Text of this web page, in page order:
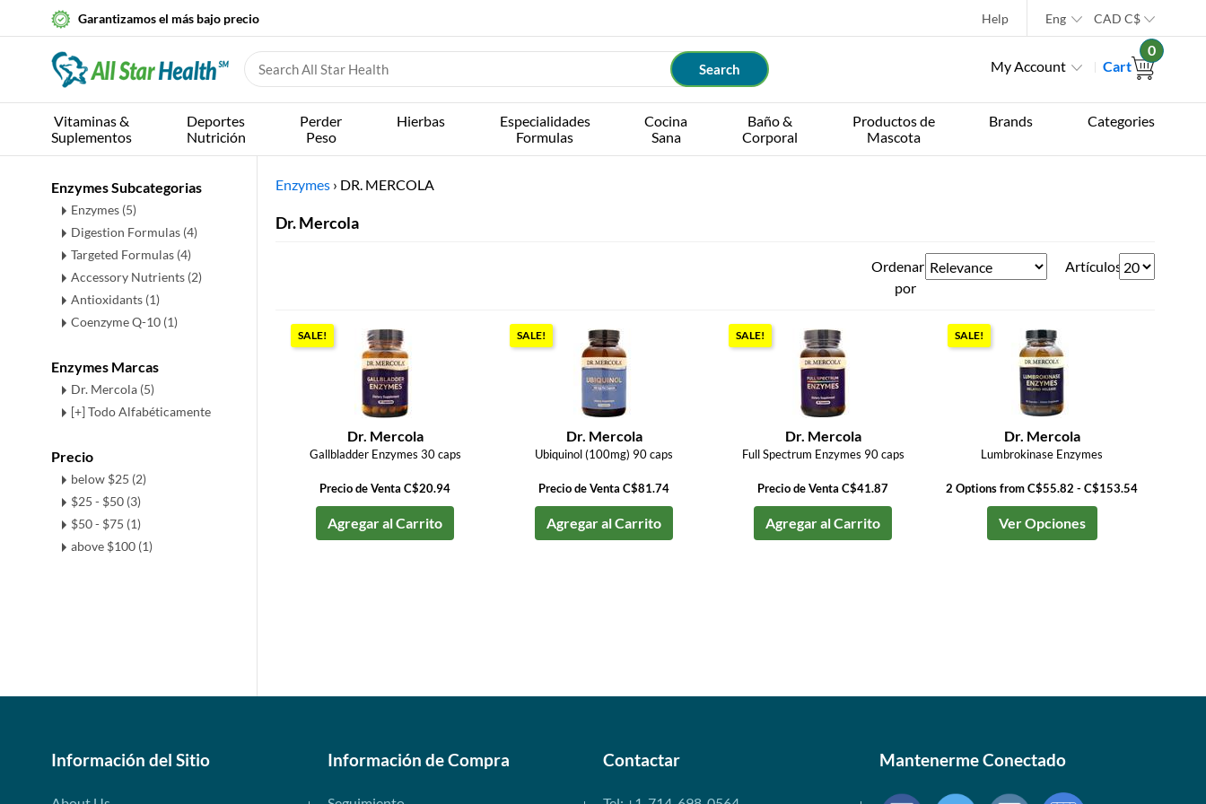
Garantizamos el más bajo precio Help Eng CAD C$
My Account Cart
0
Vitaminas &
Suplementos
Deportes
Nutrición
Perder
Peso
Hierbas
Especialidades
Formulas
Cocina
Sana
Baño &
Corporal
Productos de
Mascota
Brands Categories
Enzymes Subcategorias
Enzymes (5)
Digestion Formulas (4)
Targeted Formulas (4)
Accessory Nutrients (2)
Antioxidants (1)
Coenzyme Q-10 (1)
Enzymes Marcas
Dr. Mercola (5)
[+] Todo Alfabéticamente
Precio
below $25 (2)
$25 - $50 (3)
$50 - $75 (1)
above $100 (1)
Enzymes › DR. MERCOLA
Dr. Mercola
Ordenar
por
Artículos
SALE!
Dr. Mercola
Gallbladder Enzymes 30 caps
Precio de Venta C$20.94
Agregar al Carrito
SALE!
Dr. Mercola
Ubiquinol (100mg) 90 caps
Precio de Venta C$81.74
Agregar al Carrito
SALE!
Dr. Mercola
Full Spectrum Enzymes 90 caps
Precio de Venta C$41.87
Agregar al Carrito
SALE!
Dr. Mercola
Lumbrokinase Enzymes
2 Options from C$55.82 - C$153.54
Ver Opciones
Información del Sitio Información de Compra Contactar Mantenerme Conectado